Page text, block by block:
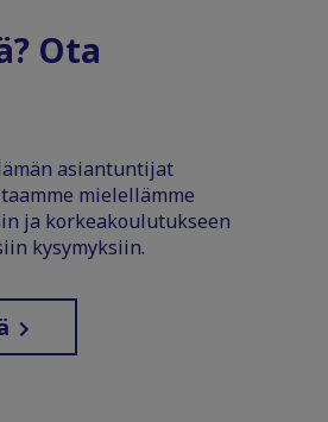
Ota
asiantuntijat
mielellämme
ja korkeakoulutukseen
kysymyksiin.